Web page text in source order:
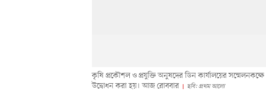
কৃষি প্রকৌশল ও প্রযুক্তি অনুষদের ডিন কার্যালয়ের
উদ্বোধন করা হয়। আজ রোববার
ছবি: প্রথম আলো